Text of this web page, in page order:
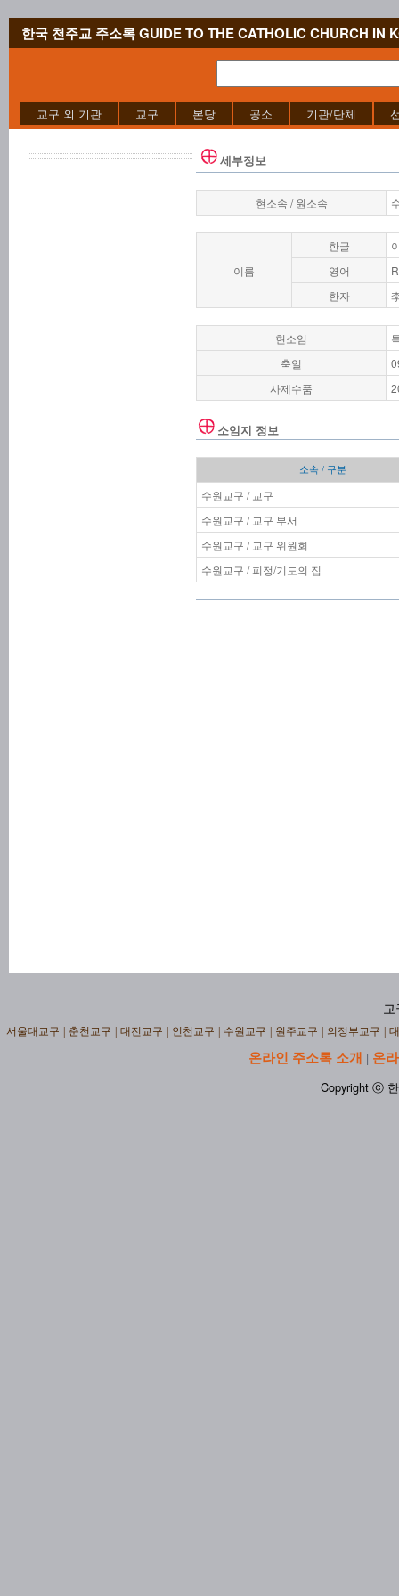
한국 천주교 주소록 GUIDE TO THE CATHOLIC CHURCH IN
교구 외 기관 교구 본당 공소 기관/단체
세부정보
현소속 / 원소속
이름
한글
영어
한자
현소임
축일
사제수품
소임지 정보
소속 / 구분
수원교구 / 교구
수원교구 / 교구 부서
수원교구 / 교구 위원회
수원교구 / 피정/기도의 집
교
서울대교구 춘천교구 대전교구 인천교구 수원교구 원주교구 의정부교구
온라인 주소록 소개 | 온
Copyright ⓒ